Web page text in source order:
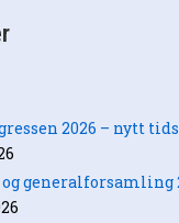
2026 – nytt
generalforsamling